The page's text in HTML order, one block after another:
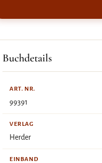
Buchdetails
ART. NR.
99391
VERLAG
Herder
EINBAND